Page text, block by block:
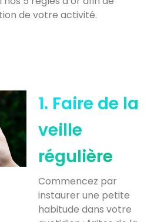
de votre activité.
1. Faire de la
veille
régulière
Commencez par
instaurer une petite
habitude dans votre